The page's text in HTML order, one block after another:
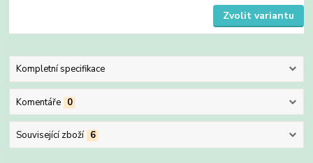
Zvolit variantu
Kompletní specifikace
Komentáře 0
Související zboží 6